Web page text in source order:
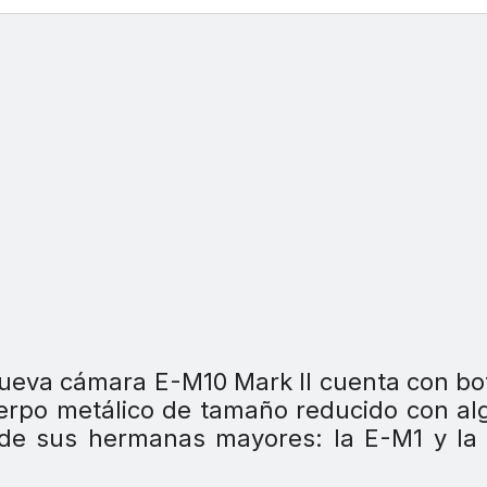
cámara E-M10 Mark II cuenta con
metálico de tamaño reducido con
sus hermanas mayores: la E-M1 y la